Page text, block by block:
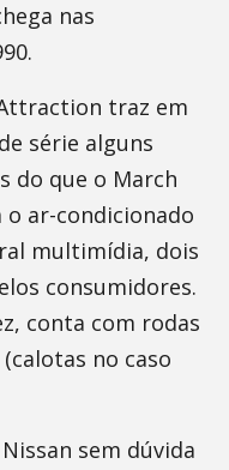
nas
traz em
série alguns
do que o March
o ar-condicionado
multimídia, dois
consumidores.
conta com rodas
no caso
sem dúvida